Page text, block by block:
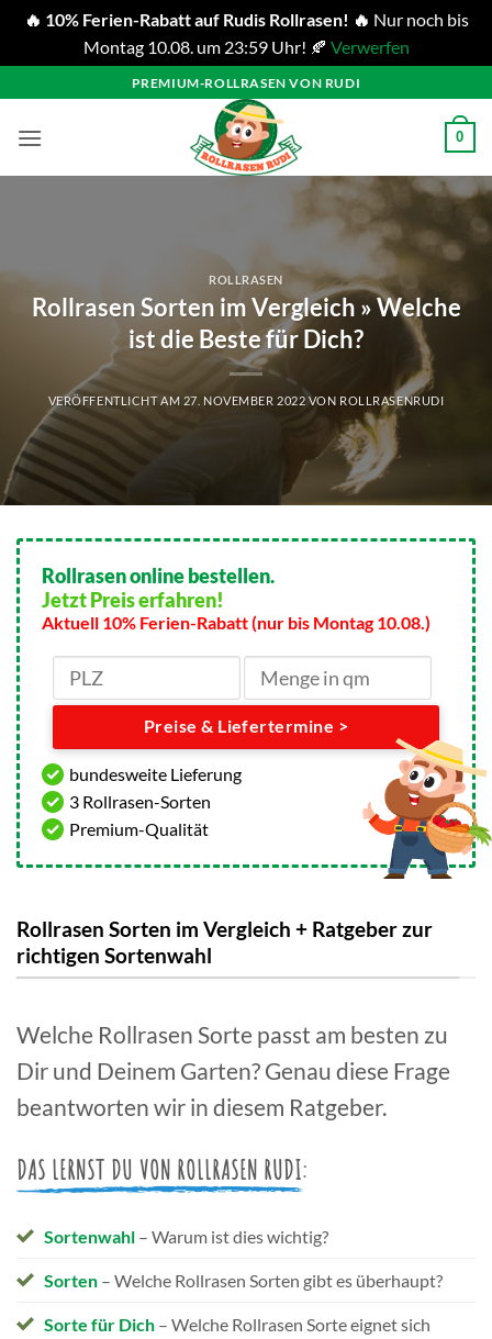
🔥 10% Ferien-Rabatt auf Rudis Rollrasen! 🔥 Nur noch bis
Montag 10.08. um 23:59 Uhr! 🍂 Verwerfen
Inhalt
springen
PREMIUM-ROLLRASEN VON RUDI
0
ROLLRASEN
Rollrasen Sorten im Vergleich » Welche
ist die Beste für Dich?
VERÖFFENTLICHT AM 27. NOVEMBER 2022 VON ROLLRASENRUDI
Rollrasen online bestellen.
Jetzt Preis erfahren!
Aktuell 10% Ferien-Rabatt (nur bis Montag 10.08.)
Preise & Liefertermine >
bundesweite Lieferung
3 Rollrasen-Sorten
Premium-Qualität
Rollrasen Sorten im Vergleich + Ratgeber zur
richtigen Sortenwahl
Welche Rollrasen Sorte passt am besten zu
Dir und Deinem Garten? Genau diese Frage
beantworten wir in diesem Ratgeber.
DAS LERNST DU VON ROLLRASEN RUDI:
Sortenwahl – Warum ist dies wichtig?
Sorten – Welche Rollrasen Sorten gibt es überhaupt?
Sorte für Dich – Welche Rollrasen Sorte eignet sich